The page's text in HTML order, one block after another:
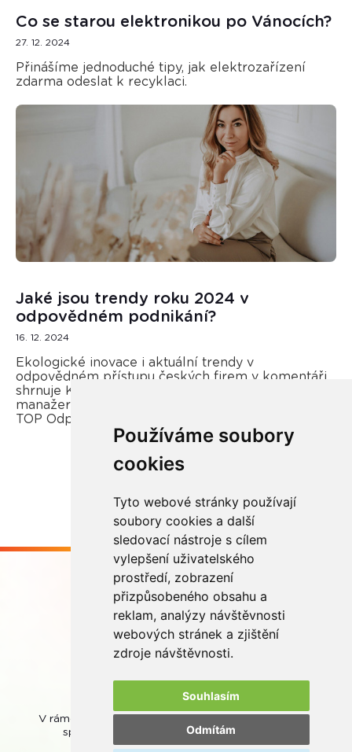
Používáme soubory
cookies
Tyto webové stránky používají
soubory cookies a další
sledovací nástroje s cílem
vylepšení uživatelského
prostředí, zobrazení
přizpůsobeného obsahu a
reklam, analýzy návštěvnosti
webových stránek a zjištění
zdroje návštěvnosti.
Souhlasím
Odmítám
Co se starou elektronikou po Vánocích?
27. 12. 2024
Přinášíme jednoduché tipy, jak elektrozařízení
zdarma odeslat k recyklaci.
Jaké jsou trendy roku 2024 v
odpovědném podnikání?
16. 12. 2024
Ekologické inovace i aktuální trendy v
odpovědném přístupu českých firem v komentáři
shrnuje Kateřina Opletal Průchová, regionální
manažerka REMA Systém a porotkyně soutěže
TOP Odpovědná firma.
Buďme ve spojení
V rámci zpětného odběru odpadních přenosných baterií
spolupracujeme se společnostíREMA Battery